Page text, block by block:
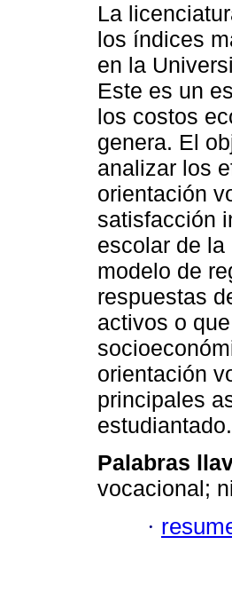
La
los índices
en la
Este es un
los costos
genera. El
analizar los
orientación
satisfacción
escolar de
modelo de
respuestas
activos o
orientación
principales
estudiantado.
Palabras
vocacional;
·